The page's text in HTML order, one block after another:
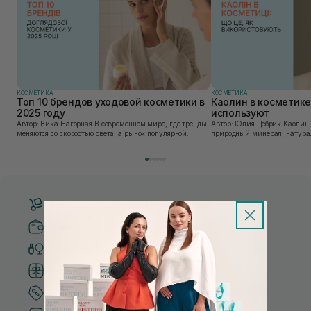
КОСМЕТИКА
Топ 10 брендов уходовой косметики в
2025 году
Автор: Вика Нагорная В современном мире, где тренды
меняются со скоростью света, а рынок популярной
КОСМЕТИКА
Каолин в
используют
Автор: Юлия Цебрик Каолин в косметологии – это
природный минерал,
Бесплатная доставка от 3000 UAH
Безопасные способы оплаты
Только оригинальная косметика
Система бонусов и лояльности
Лучшие цены и топ товары